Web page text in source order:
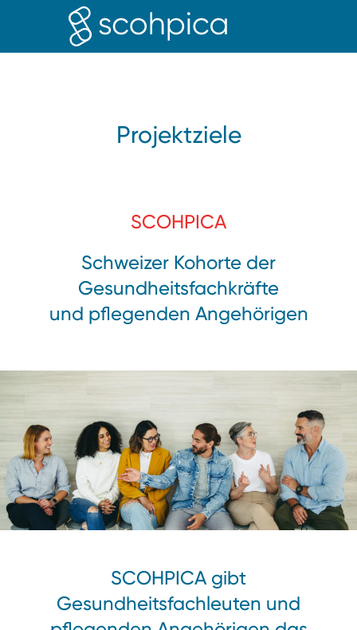
Projektziele
SCOHPICA
Schweizer Kohorte der
Gesundheitsfachkräfte
und pflegenden Angehörigen
SCOHPICA gibt
Gesundheitsfachleuten und